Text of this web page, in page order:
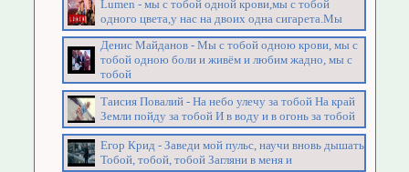
Lumen - мы с тобой одной крови,мы с тобой
одного цвета,у нас на двоих одна сигарета.Мы
Денис Майданов - Мы с тобой одною крови, мы с
тобой одною боли и живём и любим жадно, мы с
тобой
Таисия Повалий - На небо улечу за тобой На край
Земли пойду за тобой И в воду и в огонь за тобой
Егор Крид - Заведи мой пульс, научи вновь дышать
Тобой, тобой, тобой Загляни в меня и